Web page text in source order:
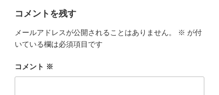
コメントを残す
メールアドレスが公開されることはありません。 ※ が付
いている欄は必須項目です
コメント ※